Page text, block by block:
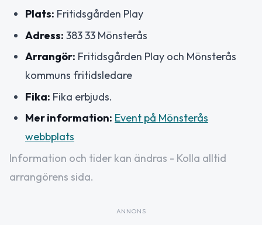
Plats: Fritidsgården Play
Adress: 383 33 Mönsterås
Arrangör: Fritidsgården Play och Mönsterås
kommuns fritidsledare
Fika: Fika erbjuds.
Mer information: Event på Mönsterås
webbplats
Information och tider kan ändras - Kolla alltid
arrangörens sida.
ANNONS